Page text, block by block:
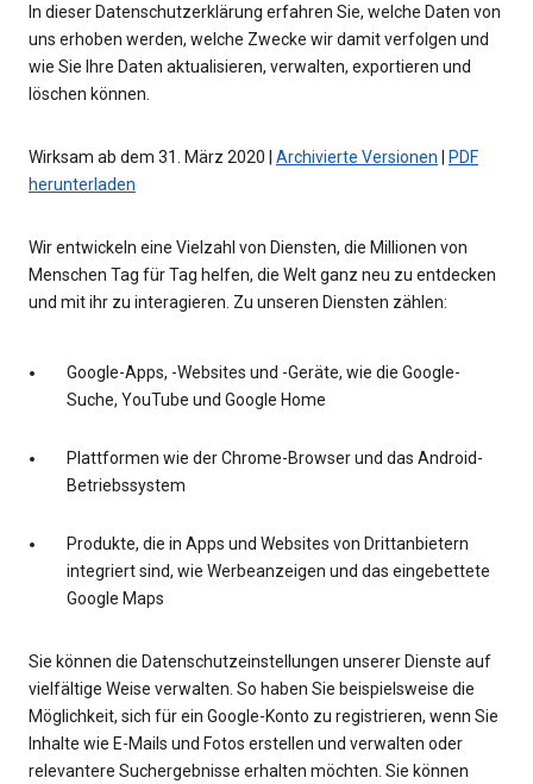
In dieser Datenschutzerklärung erfahren Sie, welche Daten von
uns erhoben werden, welche Zwecke wir damit verfolgen und
wie Sie Ihre Daten aktualisieren, verwalten, exportieren und
löschen können.
Wirksam ab dem 31. März 2020 | Archivierte Versionen
PDF
herunterladen
Wir entwickeln eine Vielzahl von Diensten, die Millionen von
Menschen Tag für Tag helfen, die Welt ganz neu zu entdecken
und mit ihr zu interagieren. Zu unseren Diensten zählen:
Google-Apps, -Websites und -Geräte, wie die Google-
Suche, YouTube und Google Home
Plattformen wie der Chrome-Browser und das Android-
Betriebssystem
Produkte, die in Apps und Websites von Drittanbietern
integriert sind, wie Werbeanzeigen und das eingebettete
Google Maps
Sie können die Datenschutzeinstellungen unserer Dienste auf
vielfältige Weise verwalten. So haben Sie beispielsweise die
Möglichkeit, sich für ein Google-Konto zu registrieren, wenn Sie
Inhalte wie E-Mails und Fotos erstellen und verwalten oder
relevantere Suchergebnisse erhalten möchten. Sie können